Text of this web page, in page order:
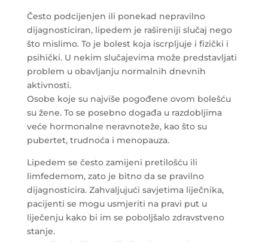
Često podcijenjen ili ponekad nepravilno
dijagnosticiran, lipedem je rašireniji slučaj nego
što mislimo. To je bolest koja iscrpljuje i fizički i
psihički. U nekim slučajevima može predstavljati
problem u obavljanju normalnih dnevnih
aktivnosti.
Osobe koje su najviše pogođene ovom bolešću
su žene. To se posebno događa u razdobljima
veće hormonalne neravnoteže, kao što su
pubertet, trudnoća i menopauza.
Lipedem se često zamijeni pretilošću ili
limfedemom, zato je bitno da se pravilno
dijagnosticira. Zahvaljujući savjetima liječnika,
pacijenti se mogu usmjeriti na pravi put u
liječenju kako bi im se poboljšalo zdravstveno
stanje.